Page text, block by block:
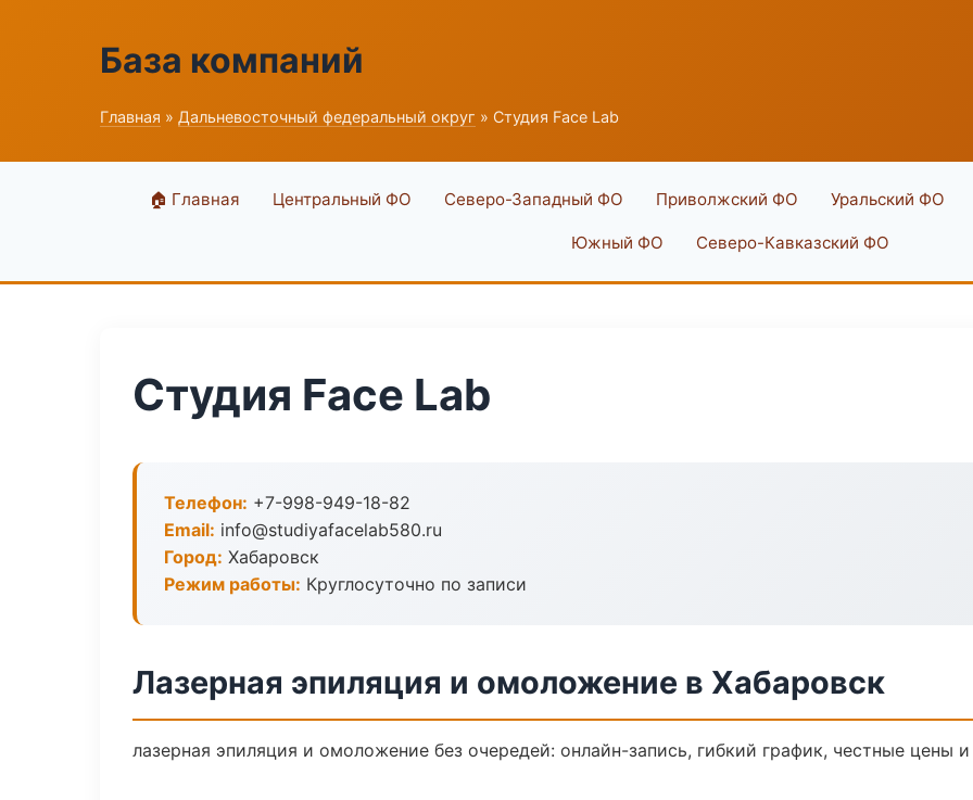
База компаний
Главная » Дальневосточный федеральный округ » Студия Face Lab
🏠 Главная Центральный ФО Северо-Западный ФО Приволжский ФО Уральский ФО
Южный ФО Северо-Кавказский ФО
Студия Face Lab
Телефон: +7-998-949-18-82
Email: info@studiyafacelab580.ru
Город: Хабаровск
Режим работы: Круглосуточно по записи
Лазерная эпиляция и омоложение в Хабаровск
лазерная эпиляция и омоложение без очередей: онлайн-запись, гибкий график, честные цены